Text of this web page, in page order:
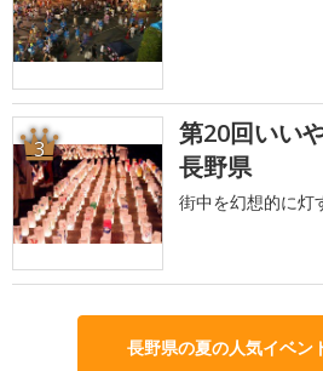
3
第20回いい
長野県
街中を幻想的に灯
長野県の夏の人気イベン